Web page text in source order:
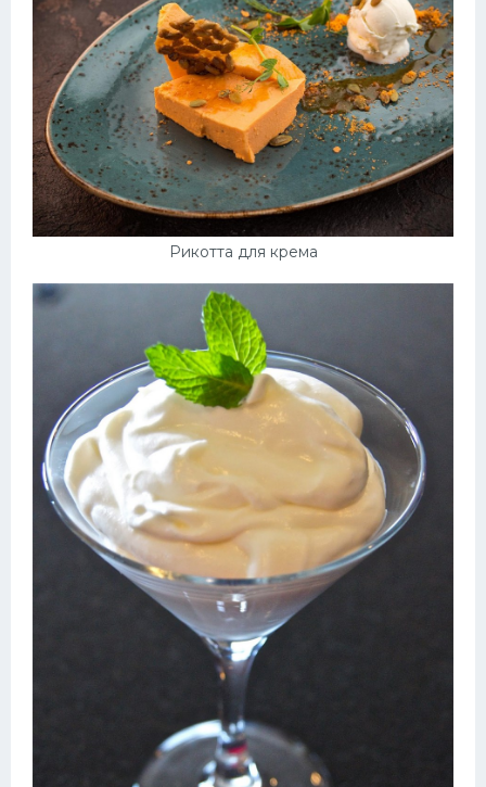
Рикотта для крема